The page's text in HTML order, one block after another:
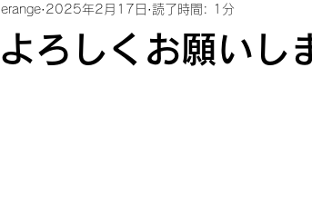
ろしくお願いし
2025年2月17日 読了時間: 1分